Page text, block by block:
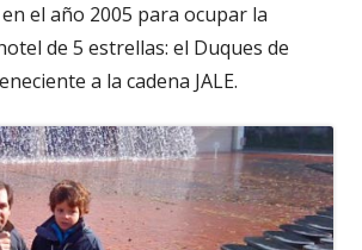
el año 2005 para ocupar la
de 5 estrellas: el Duques de
a la cadena JALE.